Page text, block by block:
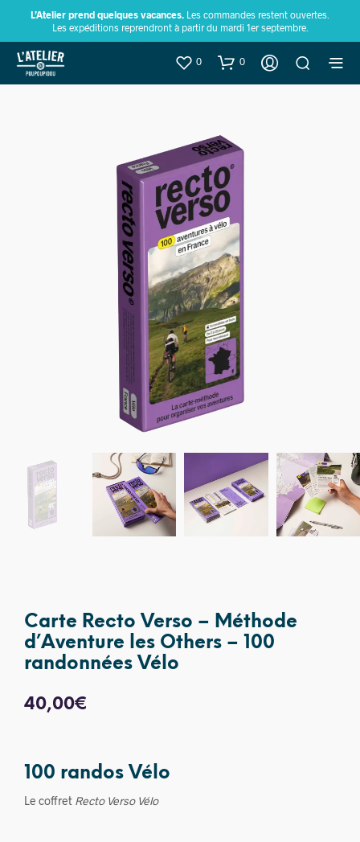
L’Atelier prend quelques vacances. Les commandes restent ouvertes.
Les expéditions reprendront à partir du mardi 1er septembre.
0 0
Carte Recto Verso – Méthode
d’Aventure les Others – 100
randonnées Vélo
40,00€
100 randos Vélo
Le coffret Recto Verso Vélo